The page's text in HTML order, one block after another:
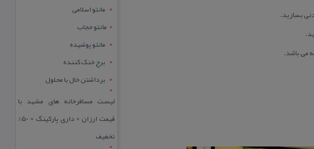
بسازید.
می باشد.
مانتو اسلامی
مانتو حجاب
مانتو پوشیده
برج خنک کننده
برداشتن خال با محلول
لیست مسافرخانه های مشهد با
قیمت ارزان + داری پارکینگ + 50%
تخفیف